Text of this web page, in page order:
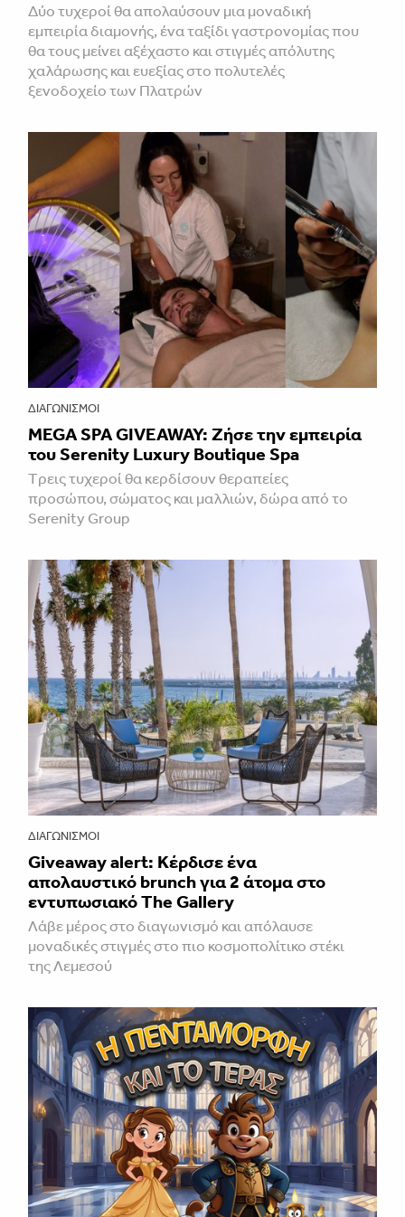
Δύο τυχεροί θα απολαύσουν μια μοναδική
εμπειρία διαμονής, ένα ταξίδι γαστρονομίας που
θα τους μείνει αξέχαστο και στιγμές απόλυτης
χαλάρωσης και ευεξίας στο πολυτελές
ξενοδοχείο των Πλατρών
ΔΙΑΓΩΝΙΣΜΟΊ
MEGA SPA GIVEAWAY: Ζήσε την εμπειρία
του Serenity Luxury Boutique Spa
Tρεις τυχεροί θα κερδίσουν θεραπείες
προσώπου, σώματος και μαλλιών, δώρα από το
Serenity Group
ΔΙΑΓΩΝΙΣΜΟΊ
Giveaway alert: Κέρδισε ένα
απολαυστικό brunch για 2 άτομα στο
εντυπωσιακό The Gallery
Λάβε μέρος στο διαγωνισμό και απόλαυσε
μοναδικές στιγμές στο πιο κοσμοπολίτικο στέκι
της Λεμεσού